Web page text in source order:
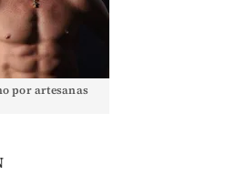
por artesanas